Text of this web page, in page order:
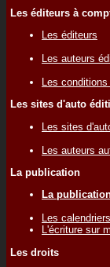
Les éditeurs à
Les éditeurs
Les auteurs
Les
Les sites d'auto
Les sites
Les auteurs
La publication
La
Les
L'écriture sur
Les droits